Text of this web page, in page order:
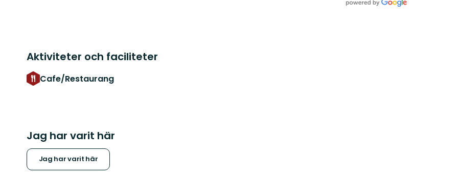
Aktiviteter och faciliteter
Cafe/Restaurang
Jag har varit här
Jag har varit här